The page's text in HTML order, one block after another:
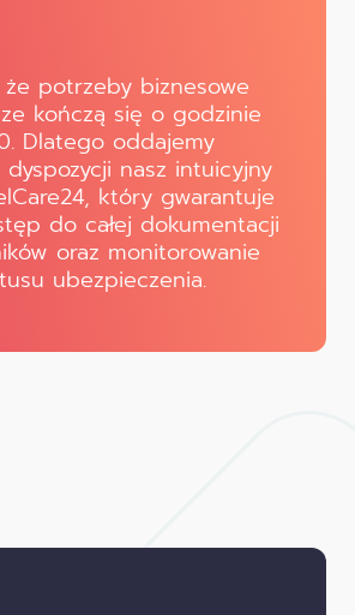
że potrzeby biznesowe
kończą się o godzinie
Dlatego oddajemy
nasz intuicyjny
który gwarantuje
do całej dokumentacji
oraz monitorowanie
ubezpieczenia.